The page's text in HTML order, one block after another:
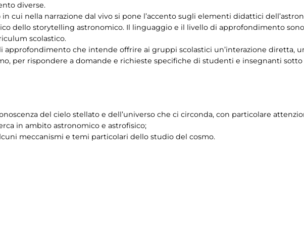
diverse.
cui nella narrazione dal vivo si pone l’accento sugli elementi didattici
dello storytelling astronomico. Il linguaggio e il livello di approfondimento
scolastico.
approfondimento che intende offrire ai gruppi scolastici un’interazione diretta,
per rispondere a domande e richieste specifiche di studenti e insegnanti sotto
del cielo stellato e dell’universo che ci circonda, con particolare
in ambito astronomico e astrofisico;
meccanismi e temi particolari dello studio del cosmo.